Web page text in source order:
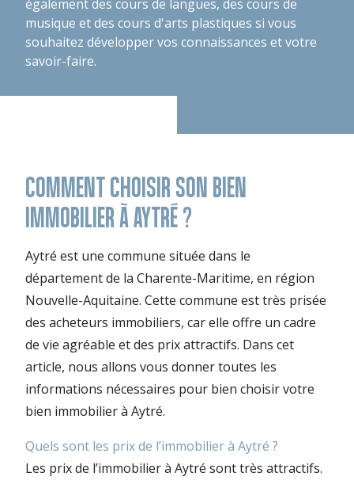
également des cours de langues, des cours de
musique et des cours d'arts plastiques si vous
souhaitez développer vos connaissances et votre
savoir-faire.
COMMENT CHOISIR SON BIEN
IMMOBILIER À AYTRÉ ?
Aytré est une commune située dans le
département de la Charente-Maritime, en région
Nouvelle-Aquitaine. Cette commune est très prisée
des acheteurs immobiliers, car elle offre un cadre
de vie agréable et des prix attractifs. Dans cet
article, nous allons vous donner toutes les
informations nécessaires pour bien choisir votre
bien immobilier à Aytré.
Quels sont les prix de l’immobilier à Aytré ?
Les prix de l’immobilier à Aytré sont très attractifs.